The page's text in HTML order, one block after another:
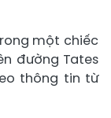
một chiếc
đường Tates
thông tin từ